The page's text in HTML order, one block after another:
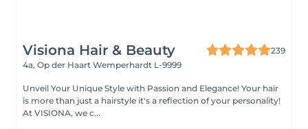
Visiona Hair & Beauty
239
4a, Op der Haart Wemperhardt L-9999
Unveil Your Unique Style with Passion and Elegance! Your hair
is more than just a hairstyle it's a reflection of your personality!
At VISIONA, we c...